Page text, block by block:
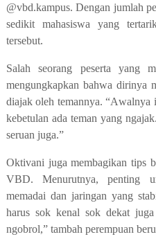
@vbd.kampus.Dengan jumlah
sedikit mahasiswa yang
tersebut.
Salah seorang peserta yang
mengungkapkan bahwa dirinya
diajak oleh temannya. “Awalnya
kebetulan ada teman yang ngajak.
seruan juga.”
Oktivani juga membagikan tips
VBD. Menurutnya, penting
memadai dan jaringan yang
harus sok kenal sok dekat juga
ngobrol,”tambah perempuan